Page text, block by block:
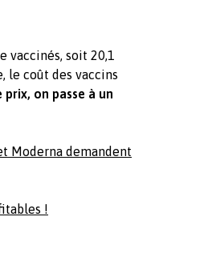
vaccinés, soit 20,1
le coût des vaccins
on passe à un
Moderna demandent
!